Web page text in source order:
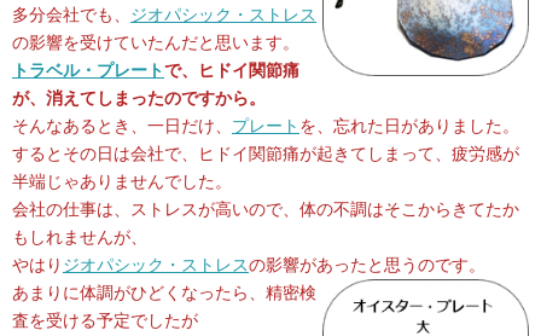
多分会社でも、 ジオパシック・ストレス
の影響を受けていたんだと思います。
トラベル・プレートで、ヒドイ関節痛
が、消えてしまったのですから。
そんなあるとき、一日だけ、 プレート を、忘れた日がありました。
するとその日は会社で、ヒドイ関節痛が起きてしまって、疲労感が
半端じゃありませんでした。
会社の仕事は、ストレスが高いので、体の不調はそこからきてたか
もしれませんが、
やはり ジオパシック・ストレスの影響があったと思うのです。
あまりに体調がひどくなったら、精密検
査を受ける予定でしたが